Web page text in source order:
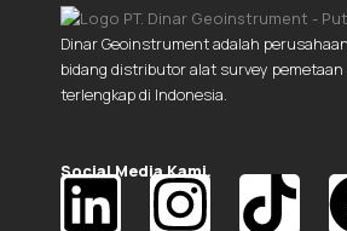
Dinar Geoinstrument adalah
bidang distributor alat survey
terlengkap di Indonesia.
Social Media Kami.